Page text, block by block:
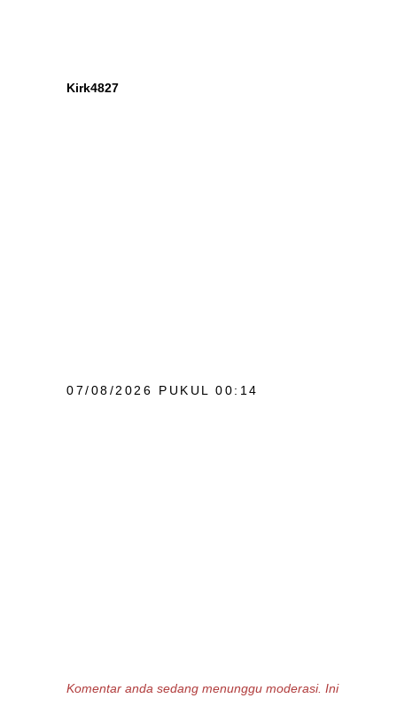
Kirk4827
07/08/2026 PUKUL 00:14
Komentar anda sedang menunggu moderasi. Ini